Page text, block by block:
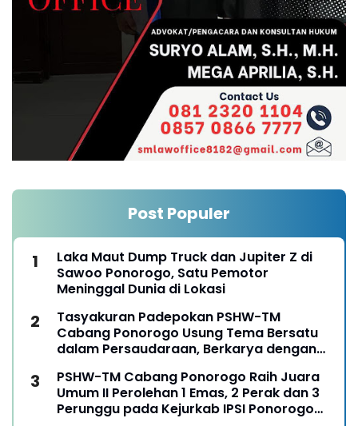
Post Populer
Laka Maut Dump Truck dan Jupiter Z di
Sawoo Ponorogo, Satu Pemotor
Meninggal Dunia di Lokasi
Tasyakuran Padepokan PSHW-TM
Cabang Ponorogo Usung Tema Bersatu
dalam Persaudaraan, Berkarya dengan
Tanggungjawab
PSHW-TM Cabang Ponorogo Raih Juara
Umum II Perolehan 1 Emas, 2 Perak dan 3
Perunggu pada Kejurkab IPSI Ponorogo